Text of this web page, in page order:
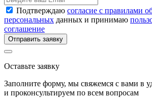
Подтверждаю согласие с правилами
персональных данных и принимаю
соглашение
Отправить заявку
Оставьте заявку
Заполните форму, мы свяжемся с вами в
и проконсультируем по всем вопросам